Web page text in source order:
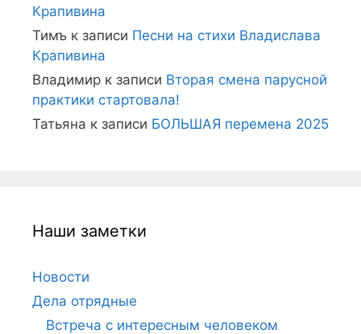
Крапивина
Тимъ к записи Песни на стихи Владислава
Крапивина
Владимир к записи Вторая смена парусной
практики стартовала!
Татьяна к записи БОЛЬШАЯ перемена 2025
Наши заметки
Новости
Дела отрядные
Встреча с интересным человеком